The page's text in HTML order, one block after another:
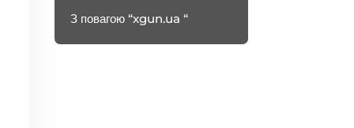
З повагою “xgun.ua “